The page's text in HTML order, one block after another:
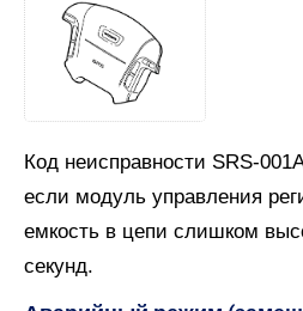
Код неисправности SRS-
если модуль управления
емкость в цепи слишком
секунд.